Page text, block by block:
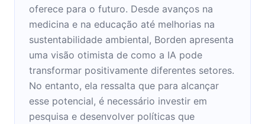
oferece para o futuro. Desde avanços na
medicina e na educação até melhorias na
sustentabilidade ambiental, Borden apresenta
uma visão otimista de como a IA pode
transformar positivamente diferentes setores.
No entanto, ela ressalta que para alcançar
esse potencial, é necessário investir em
pesquisa e desenvolver políticas que